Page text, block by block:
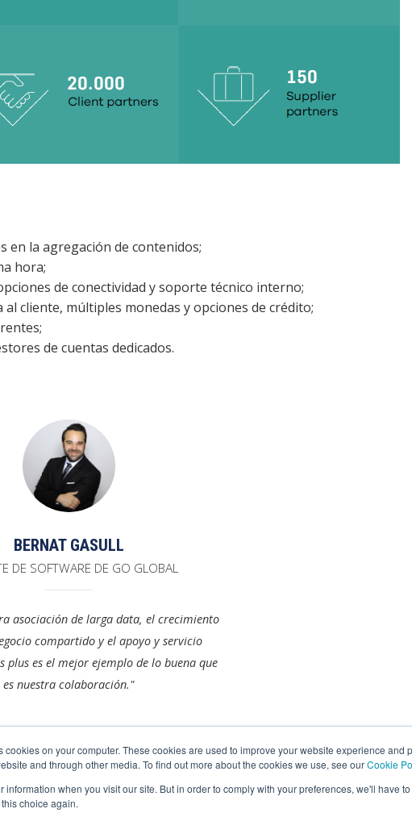
cookies on your computer. These cookies are used to improve your website experience and
and through other media. To find out more about the cookies we use, see ourCookie
information when you visit our site. But in order to comply with your preferences, we'll have
choice again.
en la agregación de contenidos;
hora;
de conectividad y soporte técnico interno;
cliente, múltiples monedas y opciones de crédito;
de cuentas dedicados.
BERNAT GASULL
DE SOFTWARE DE GO GLOBAL
asociación de larga data, el crecimiento
compartido y el apoyo y servicio
plus es el mejor ejemplo de lo buena que
es nuestra colaboración."